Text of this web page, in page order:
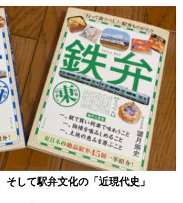
して駅弁文化の「近現代史」